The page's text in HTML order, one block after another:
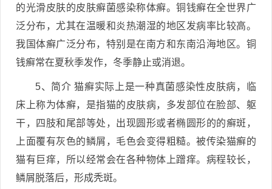
的光滑皮肤的皮肤癣菌感染称体癣。铜钱癣在全世界广
泛分布，尤其在温暖和炎热潮湿的地区发病率比较高。
我国体癣广泛分布，特别是在南方和东南沿海地区。铜
钱癣常在夏秋季发作，冬季静止或消退。
5、简介 猫癣实际上是一种真菌感染性皮肤病，临
床上称为体癣，是指猫的皮肤病，多发部位在脸部、躯
干，四肢和尾部等处，出现圆形或者椭圆形的的癣斑，
上面覆有灰色的鳞屑，毛色会变得粗糙。被传染猫癣的
猫有巨痒，所以经常会在各种物体上蹭痒。病程较长，
鳞屑脱落后，形成秃斑。